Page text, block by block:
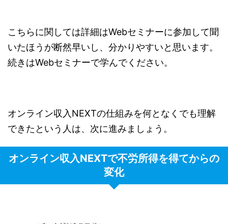
こちらに関しては詳細はWebセミナーに参加して聞
いたほうが断然早いし、分かりやすいと思います。
続きはWebセミナーで学んでください。
オンライン収入NEXTの仕組みを何となくでも理解
できたという人は、次に進みましょう。
オンライン収入NEXTで不労所得を得てからの
変化